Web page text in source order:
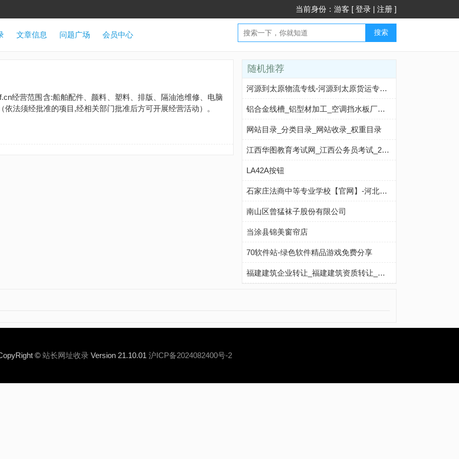
当前身份：游客 [ 登录 | 注册 ]
文章信息 问题广场 会员中心 搜索
经营范围含:船舶配件、颜料、塑料、排版、隔油池维修、电脑
法须经批准的项目,经相关部门批准后方可开展经营活动）。
随机推荐
河源到太原物流专线-河源到太原货运专线-河源至太原物流公司-就发物流网
铝合金线槽_铝型材加工_空调挡水板厂家-江阴炜福金属制品有限公司
网站目录_分类目录_网站收录_权重目录
江西华图教育考试网_江西公务员考试_2025年江西公务员考试-江西华图
LA42A按钮
石家庄法商中等专业学校【官网】-河北重点中职学校-2025年招生火热报名中｜石家庄法商学院-法商中专-石家庄法商职业学校-石家庄法商中等专业学校
南山区曾猛袜子股份有限公司
当涂县锦美窗帘店
70软件站-绿色软件精品游戏免费分享
福建建筑企业转让_福建建筑资质转让_鲁颁资质服务平台
© 站长网址收录 Version 21.10.01 沪ICP备2024082400号-2